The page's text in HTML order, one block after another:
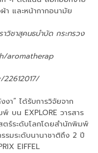
า และหน้ากากอนามัย
าวิชาสุคนธบำบัด กระทรวง
aromatherap
า” ได้รับการวิจัยจาก
บน EXPLORE วารสาร
ตร์ระดับโลกโดยสำนักพิมพ์
รมระดับนานาชาติถึง 2 ปี
EIFFEL